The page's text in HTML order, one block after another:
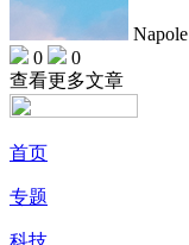
Napole
0
0
查看更多文章
首页
专题